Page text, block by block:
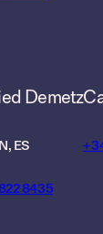
Demetz
ES
8435